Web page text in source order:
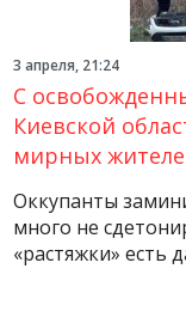
3 апреля, 21:24
С
Киевской
мирных
Оккупанты
много не
«растяжки» есть